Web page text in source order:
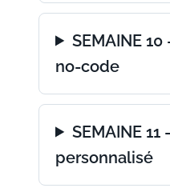
SEMAINE
no-code
SEMAINE
personnalisé